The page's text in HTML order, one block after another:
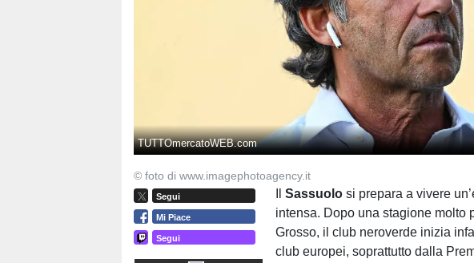
TUTTOmercatoWEB.com
© foto di www.imagephotoagency.it
Segui
Mi Piace
Segui
IlSassuolo si prepara a vivere
intensa. Dopo una stagione molto
Grosso, il club neroverde inizia
club europei, soprattutto dalla